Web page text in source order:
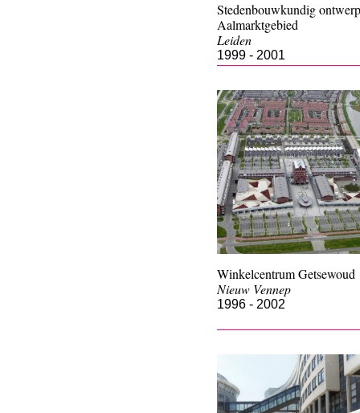
Stedenbouwkundig ontwerp
Aalmarktgebied
Leiden
1999 - 2001
Winkelcentrum Getsewoud
Nieuw Vennep
1996 - 2002